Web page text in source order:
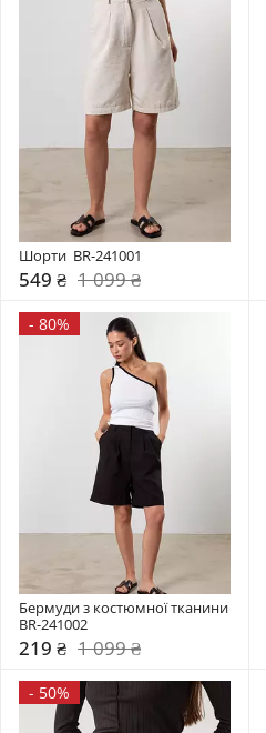
Шорти  BR-241001
549 ₴ 1 099 ₴
- 80%
Бермуди з костюмної тканини
BR-241002
219 ₴ 1 099 ₴
- 50%